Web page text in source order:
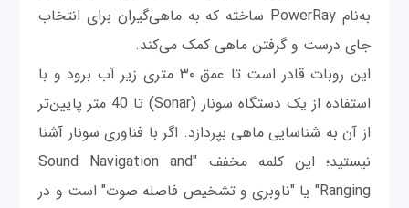
به‌نام PowerRay ساخته که به ماهی‌گیران برای انتخاب
جای درست و گرفتن ماهی کمک می‌کند.
این روبات قادر است تا عمق ۳۰ متری زیر آب برود و با
استفاده از یک دستگاه سونار (Sonar) تا 40 متر پایین‌تر
از آن به شناسایی ماهی بپردازد. اگر با فناوری سونار آشنا
نیستید؛ این کلمه مخفف "Sound Navigation and
Ranging" یا "ناوبری و تشخیص فاصله صوت" است و در